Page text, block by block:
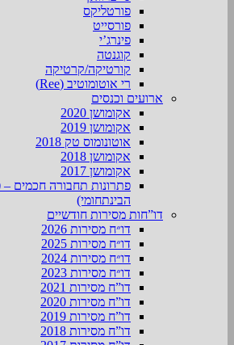
פורטליקס
פורסייט
פינרג’י
קוגנטה
קורטיקה/קרטיקה
רי אוטומוטיב (Ree)
ארועים וכנסים
אקומושן 2020
אקומושן 2019
אוטונומוס טק 2018
אקומושן 2018
אקומושן 2017
פתרונות תחבורה חכמים –
הבינתחומי)
דו”חות מסירות חודשיים
דו״ח מסירות 2026
דו״ח מסירות 2025
דו״ח מסירות 2024
דו״ח מסירות 2023
דו”ח מסירות 2021
דו”ח מסירות 2020
דו”ח מסירות 2019
דו”ח מסירות 2018